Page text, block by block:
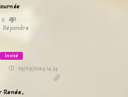
0
Répondre
Invité
09/09/2024 14:34
Renée,